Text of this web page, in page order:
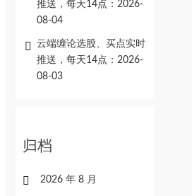
推送，每天14点：2026-
08-04
云端缠论选股、买点实时
推送，每天14点：2026-
08-03
归档
2026 年 8 月